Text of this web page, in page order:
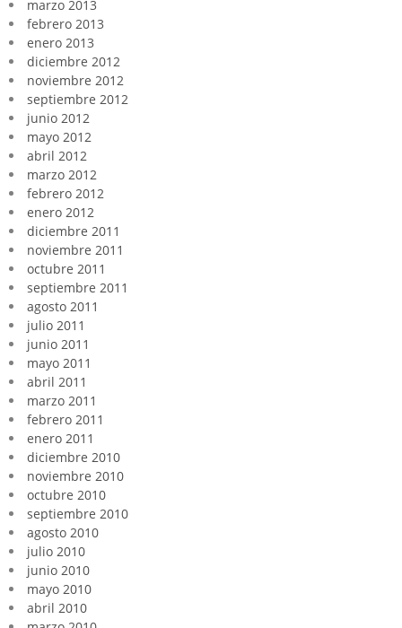
marzo 2013
febrero 2013
enero 2013
diciembre 2012
noviembre 2012
septiembre 2012
junio 2012
mayo 2012
abril 2012
marzo 2012
febrero 2012
enero 2012
diciembre 2011
noviembre 2011
octubre 2011
septiembre 2011
agosto 2011
julio 2011
junio 2011
mayo 2011
abril 2011
marzo 2011
febrero 2011
enero 2011
diciembre 2010
noviembre 2010
octubre 2010
septiembre 2010
agosto 2010
julio 2010
junio 2010
mayo 2010
abril 2010